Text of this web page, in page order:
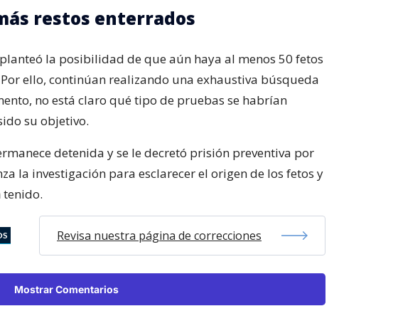
restos enterrados
la posibilidad de que aún haya al menos 50 fetos
ello, continúan realizando una exhaustiva búsqueda
no está claro qué tipo de pruebas se habrían
su objetivo.
detenida y se le decretó prisión preventiva por
la investigación para esclarecer el origen de los fetos y
Revisa nuestra página de correcciones
Mostrar Comentarios